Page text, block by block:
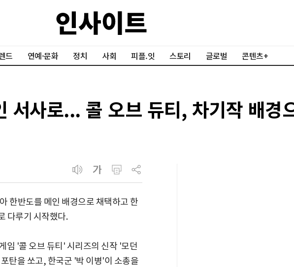
드 연예·문화 정치 사회 피플.잇 스토리 글로벌 콘텐츠+
서사로... 콜 오브 듀티, 차기작 배경
한반도를 메인 배경으로 채택하고 한
다루기 시작했다.
임 '콜 오브 듀티' 시리즈의 신작 '모던
탄을 쏘고, 한국군 '박 이병'이 소총을